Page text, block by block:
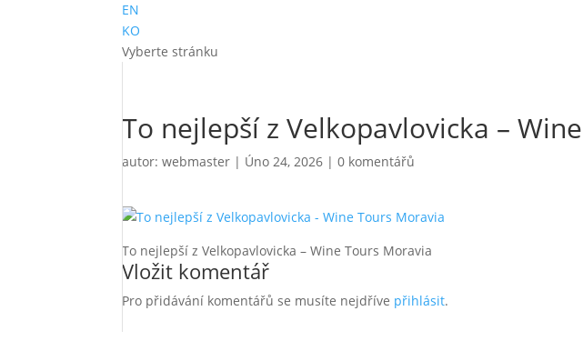
EN
KO
Vyberte stránku
To nejlepší z Velkopavlovicka –
autor:webmaster | Úno 24, 2026 |0 komentářů
To nejlepší z Velkopavlovicka – Wine Tours Moravia
Vložit komentář
Pro přidávání komentářů se musíte nejdříve přihlásit.